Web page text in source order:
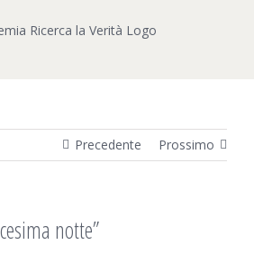
Precedente Prossimo
notte”